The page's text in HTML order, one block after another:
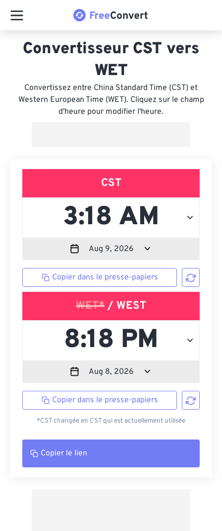
Convertisseur CST vers
WET
Convertissez entre China Standard Time (CST) et
Western European Time (WET). Cliquez sur le champ
d'heure pour modifier l'heure.
CST
Copier dans le presse-papiers
WET* / WEST
Copier dans le presse-papiers
*CST changée en CST qui est actuellement utilisée
Copier le lien